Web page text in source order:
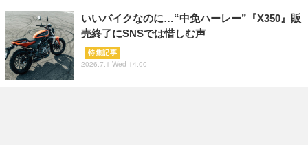
いいバイクなのに…“中免ハーレー”『X350』販
売終了にSNSでは惜しむ声
特集記事
2026.7.1 Wed 14:00